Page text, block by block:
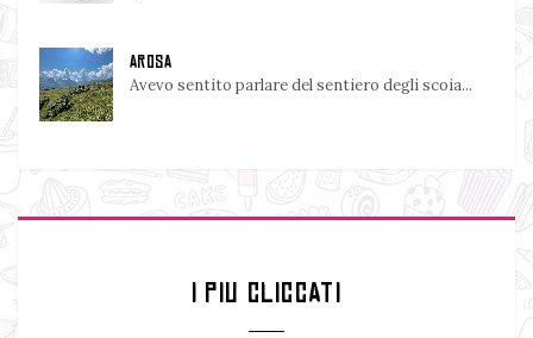
AROSA
Avevo sentito parlare del sentiero degli scoia...
I PIU CLICCATI